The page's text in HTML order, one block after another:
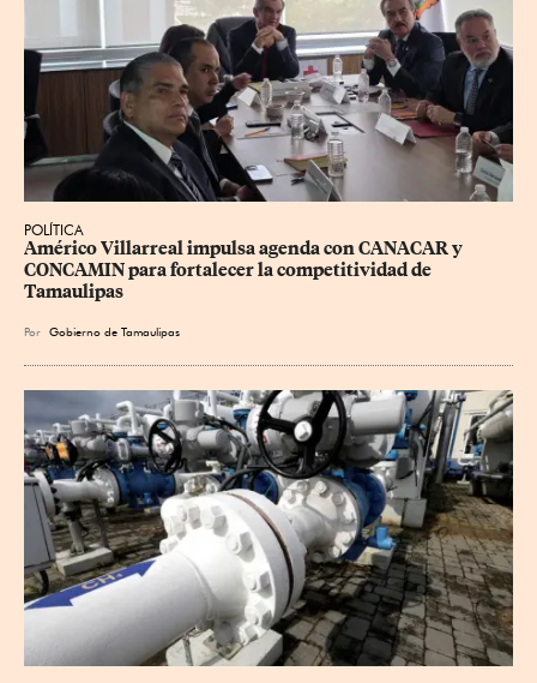
POLÍTICA
Américo Villarreal impulsa agenda con CANACAR y
CONCAMIN para fortalecer la competitividad de
Tamaulipas
Por Gobierno de Tamaulipas